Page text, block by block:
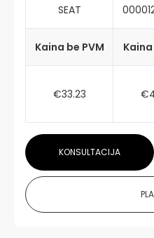
SEAT
Kaina be PVM Kaina
€33.23
KONSULTACIJA